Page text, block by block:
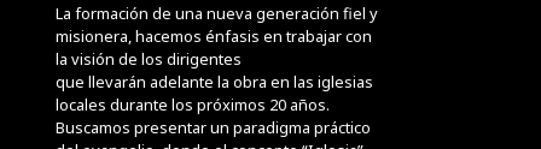
La formación de una nueva generación fiel y
misionera, hacemos énfasis en trabajar con
la visión de los dirigentes
que llevarán adelante la obra en las iglesias
locales durante los próximos 20 años.
Buscamos presentar un paradigma práctico